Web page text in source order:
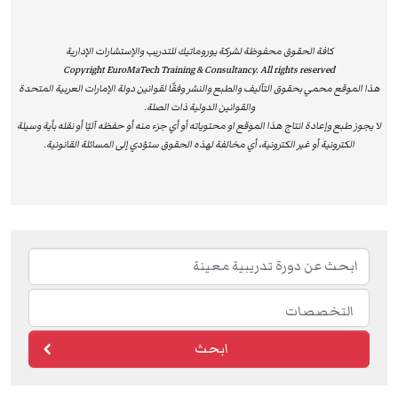
مؤسساتهم. إن شهادات ILM لا تُعتبر مجرد اعتماد أكاديمي،
بل تُشكل قيمة عملية حقيقية تساعد الأفراد على تحسين
أدائهم، وتعزز من قدرة المؤسسات على تحقيق الريادة والتميز
المستدام.
تعزيز المسار المهني: البرامج تمنحك القدرة على قيادة
الفرق، رفع الأداء المؤسسي، واتخاذ قرارات استراتيجية
مؤثرة.
تطبيق عملي ومرونة في التعلم:محتوى مبني على
مواقف واقعية يمكنك تطبيقها مباشرة في عملك.
كافة الحقوق محفوظة لشركة يوروماتيك للتدريب والإستشارات الإدارية
Copyright EuroMaTech Training & Consultancy. All rights reserved
هذا الموقع محمي بحقوق التآليف والطبع والنشر وفقًا لقوانين دولة الإمارات العربية المتحدة
والقوانين الدولية ذات الصلة.
لا يجوز طبع وإعادة انتاج هذا الموقع او محتوياته أو أي جزء منه أو حفظه آليًا أو نقله بأية وسيلة
الكترونية أو غير الكترونية، أي مخالفة لهذه الحقوق ستؤدي إلى المسائلة القانونية.
ابحث